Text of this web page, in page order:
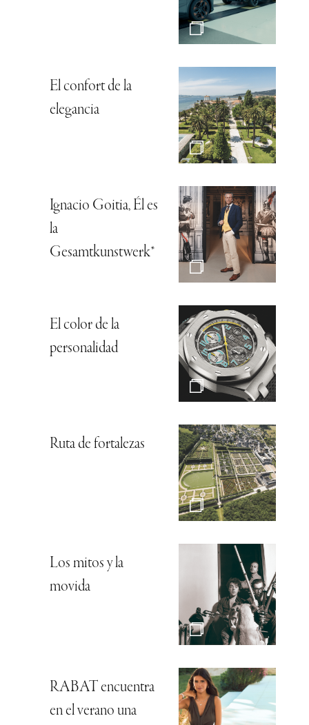
El confort de la
elegancia
Ignacio Goitia, Él es
la
Gesamtkunstwerk*
El color de la
personalidad
Ruta de fortalezas
Los mitos y la
movida
RABAT encuentra
en el verano una